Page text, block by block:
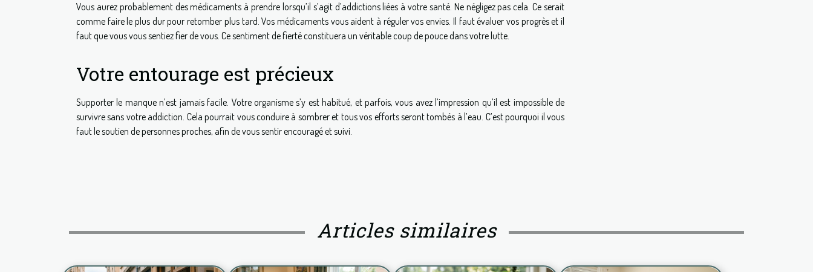
Vous aurez probablement des médicaments à prendre lorsqu’il s’agit d’addictions liées à votre santé. Ne négligez pas cela. Ce serait
comme faire le plus dur pour retomber plus tard. Vos médicaments vous aident à réguler vos envies. Il faut évaluer vos progrès et il
faut que vous vous sentiez fier de vous. Ce sentiment de fierté constituera un véritable coup de pouce dans votre lutte.
Votre entourage est précieux
Supporter le manque n’est jamais facile. Votre organisme s’y est habitué, et parfois, vous avez l’impression qu’il est impossible de
survivre sans votre addiction. Cela pourrait vous conduire à sombrer et tous vos efforts seront tombés à l’eau. C’est pourquoi il vous
faut le soutien de personnes proches, afin de vous sentir encouragé et suivi.
Articles similaires